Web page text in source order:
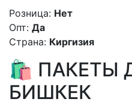
Розница: Нет
Опт: Да
Страна: Киргизия
🛍️ ПАКЕТЫ
БИШКЕК